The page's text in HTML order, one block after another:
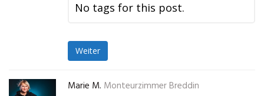
No tags for this post.
Weiter
Marie M. Monteurzimmer Breddin